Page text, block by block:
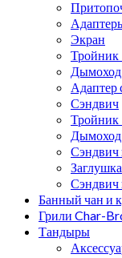
Экран
Тройник
Адаптер
Сэндвич
Тройник
Сэндвич
Заглушка
Сэндвич
Банный чан и
Грили Char-
Тандыры